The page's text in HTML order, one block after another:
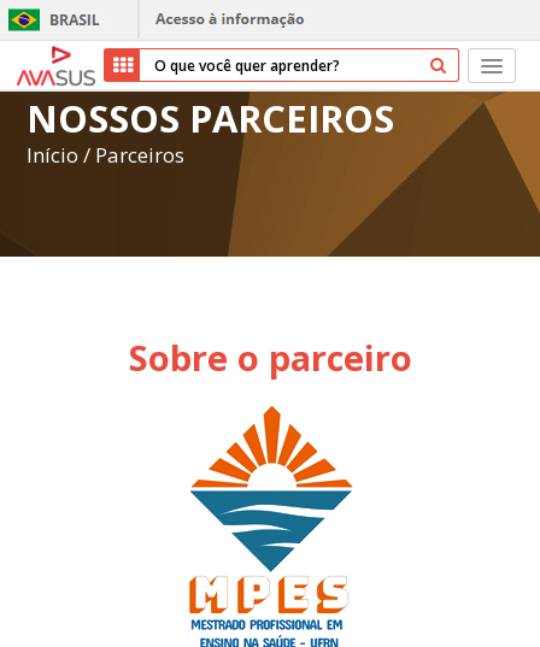
Início
Parceiros
Transparência
Repositório
Ajuda
Entrar
Cadastrar
pt_br
NOSSOS PARCEIROS
Início / Parceiros
Sobre o parceiro